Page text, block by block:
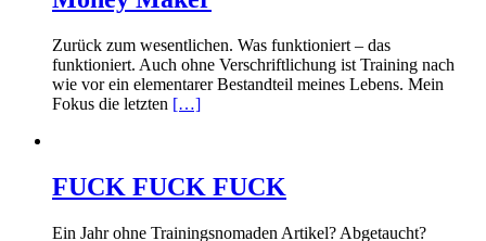
Zurück zum wesentlichen. Was funktioniert – das
funktioniert. Auch ohne Verschriftlichung ist Training nach
wie vor ein elementarer Bestandteil meines Lebens. Mein
Fokus die letzten […]
FUCK FUCK FUCK
Ein Jahr ohne Trainingsnomaden Artikel? Abgetaucht?